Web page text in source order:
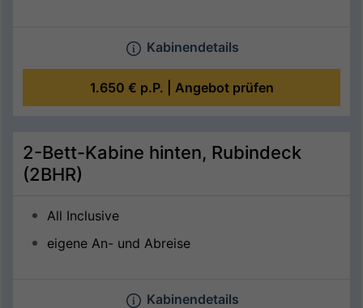
Kabinendetails
1.650 € p.P. | Angebot prüfen
2-Bett-Kabine hinten, Rubindeck
(2BHR)
All Inclusive
eigene An- und Abreise
Kabinendetails